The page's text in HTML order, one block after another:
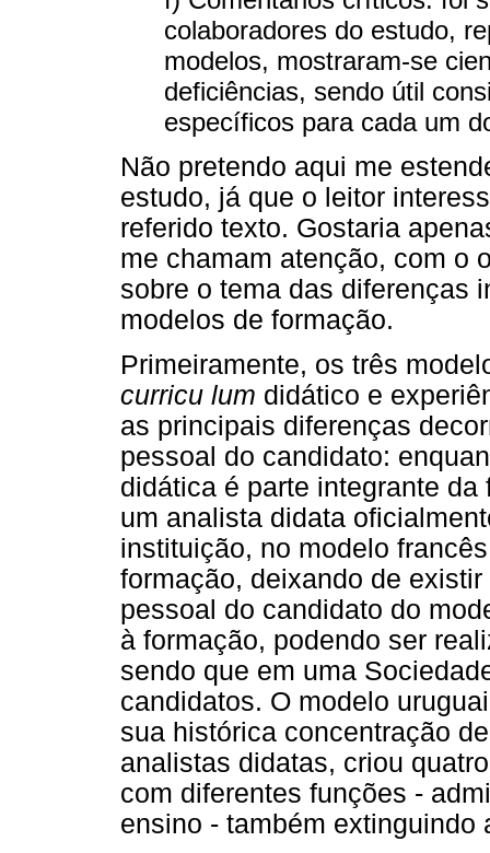
colaboradores do estudo,
modelos, mostraram-se
deficiências, sendo útil
específicos para cada um
Não pretendo aqui me
estudo, já que o leitor
referido texto. Gostaria
me chamam atenção, com o
sobre o tema das diferenças
modelos de formação.
Primeiramente, os três
curricu lum didático e
as principais diferenças
pessoal do candidato:
didática é parte integrante
um analista didata
instituição, no modelo
formação, deixando de
pessoal do candidato do
à formação, podendo ser
sendo que em uma
candidatos. O modelo
sua histórica concentração
analistas didatas, criou
com diferentes funções -
ensino - também